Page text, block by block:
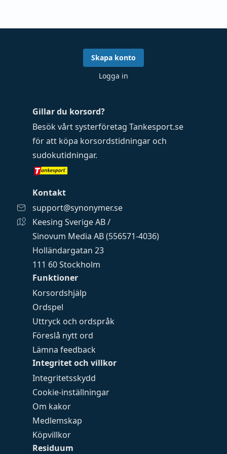
Funktioner
Korsordshjälp
Ordspel
Uttryck och ordspråk
Föreslå nytt ord
Lämna feedback
Integritet och villkor
Integritetsskydd
Cookie-inställningar
Om kakor
Medlemskap
Köpvillkor
Residuum
Gillar du korsord?
Besök vårt systerföretag Tankesport.se
för att köpa korsordstidningar och
sudokutidningar.
Kontakt
support@synonymer.se
Keesing Sverige AB /
Sinovum Media AB (556571-4036)
Holländargatan 23
111 60 Stockholm
Skapa konto
Logga in